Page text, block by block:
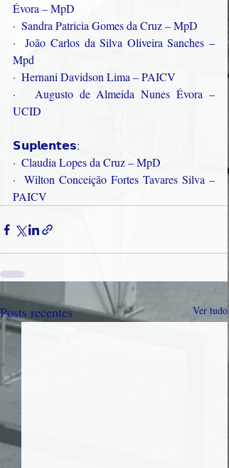
Évora – MpD
·  Sandra Patricia Gomes da Cruz – MpD
·  João Carlos da Silva Oliveira Sanches –
Mpd
·  Hernani Davidson Lima – PAICV
·   Augusto de Almeida Nunes Évora –
UCID
𝗦𝘂𝗽𝗹𝗲𝗻𝘁𝗲𝘀:
·  Claudia Lopes da Cruz – MpD
·  Wilton Conceição Fortes Tavares Silva –
PAICV
Posts recentes Ver tudo